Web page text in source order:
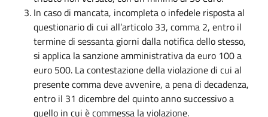
In caso di mancata, incompleta o infedele risposta al
questionario di cui all’articolo 33, comma 2, entro il
termine di sessanta giorni dalla notifica dello stesso,
si applica la sanzione amministrativa da euro 100 a
euro 500. La contestazione della violazione di cui al
presente comma deve avvenire, a pena di decadenza,
entro il 31 dicembre del quinto anno successivo a
quello in cui è commessa la violazione.